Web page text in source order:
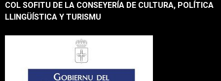
COL SOFITU DE LA CONSEYERÍA DE CULTURA, POLÍTICA
LLINGÜÍSTICA Y TURISMU